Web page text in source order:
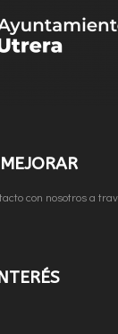
con nosotros a